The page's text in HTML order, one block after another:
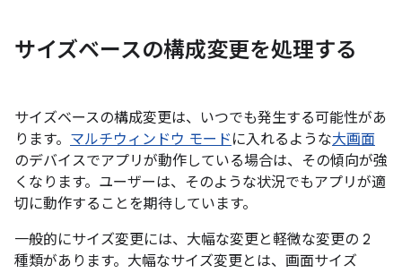
サイズベースの構成変更を処理する
サイズベースの構成変更は、いつでも発生する可能性があ
ります。 マルチウィンドウ モード に入れるような大画面
のデバイスでアプリが動作している場合は、その傾向が強
くなります。ユーザーは、そのような状況でもアプリが適
切に動作することを期待しています。
一般的にサイズ変更には、大幅な変更と軽微な変更の 2
種類があります。大幅なサイズ変更とは、画面サイズ